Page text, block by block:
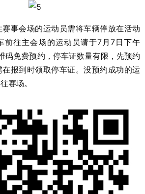
会场的运动员需将车辆停放在活动
前往主会场的运动员请于7月7日下午
码免费预约，停车证数量有限，先预约
报到时领取停车证。没预约成功的运
赛场。